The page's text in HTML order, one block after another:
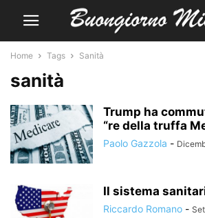
Home Tags Sanità
sanità
Trump ha
“re della truffa
Paolo Gazzola -
Il sistema
Riccardo Romano -